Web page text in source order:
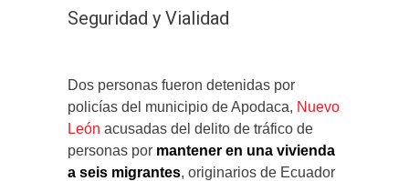
Seguridad y Vialidad
Dos personas fueron detenidas por
policías del municipio de Apodaca, Nuevo
León acusadas del delito de tráfico de
personas por mantener en una vivienda
a seis migrantes, originarios de Ecuador